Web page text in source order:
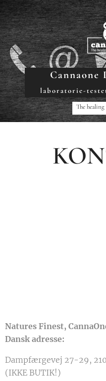
Cannaone
laboratorie-
The
Natures Finest,
Dansk adresse:
Dampfærgevej 27-29,
(IKKE BUTIK!)